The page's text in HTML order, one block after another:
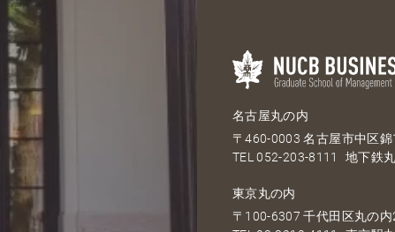
名古屋丸の内
〒460-0003 名古屋市中区
TEL052-203-8111 地下鉄
東京丸の内
〒100-6307 千代田区丸の